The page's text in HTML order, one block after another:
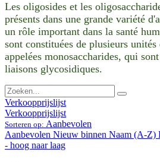
Les oligosides et les
présents dans une grande variété
un rôle important dans la santé
sont constituées de plusieurs unités
appelées monosaccharides, qui
liaisons glycosidiques.
Verkoopprijslijst
Verkoopprijslijst
Sorteren op: Aanbevolen
Aanbevolen Nieuw binnen Naam (A-Z)
- hoog naar laag